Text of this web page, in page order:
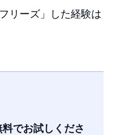
リーズ」した経験は
でお試しくださ